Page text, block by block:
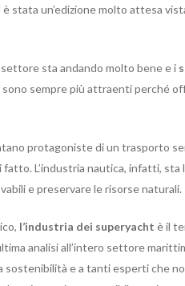
stata un’edizione molto attesa
settore sta andando molto bene e i
sempre più attraenti perché
protagoniste di un trasporto
L’industria nautica, infatti,
e preservare le risorse naturali.
l’industria dei superyacht è il
analisi all’intero settore
sostenibilità e a tanti esperti che